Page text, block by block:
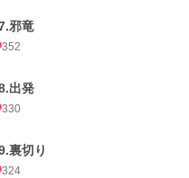
邪竜
352
出発
330
裏切り
324